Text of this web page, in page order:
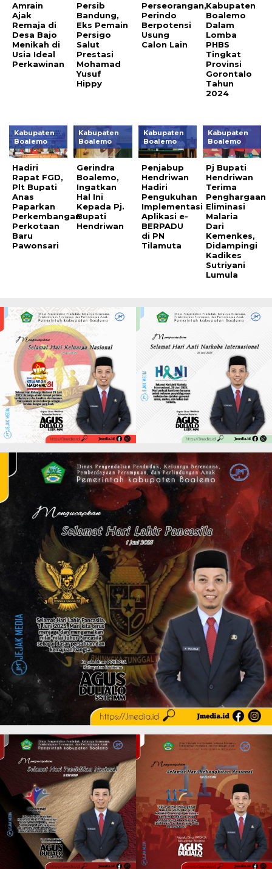
Amrain
Ajak
Remaja di
Desa Bajo
Menikah di
Usia Ideal
Perkawinan
Persib
Bandung,
Eks Pemain
Persigo
Salut
Prestasi
Mohamad
Yusuf
Hippy
Perseorangan,
Perindo
Berpotensi
Usung
Calon Lain
Kabupaten
Boalemo
Dalam
Lomba
PHBS
Tingkat
Provinsi
Gorontalo
Tahun
2024
Kabupaten
Boalemo
Hadiri
Rapat FGD,
Plt Bupati
Anas
Paparkan
Perkembangan
Perkotaan
Baru
Pawonsari
Kabupaten
Boalemo
Gerindra
Boalemo,
Ingatkan
Hal Ini
Kepada Pj.
Bupati
Hendriwan
Kabupaten
Boalemo
Penjabup
Hendriwan
Hadiri
Pengukuhan
Implementasi
Aplikasi e-
BERPADU
di PN
Tilamuta
Kabupaten
Boalemo
Pj Bupati
Hendriwan
Terima
Penghargaan
Eliminasi
Malaria
Dari
Kemenkes,
Didampingi
Kadikes
Sutriyani
Lumula